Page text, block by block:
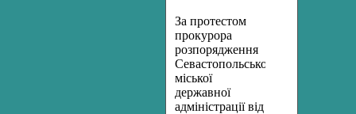
За протестом
прокурора
розпорядження
Севастопольської
міської
державної
адміністрації від